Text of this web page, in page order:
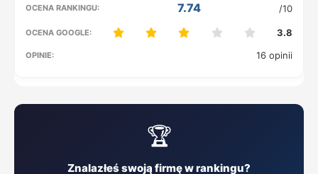
7.74 /10
3.8
16 opinii
🏆
Znalazłeś swoją firmę w rankingu?